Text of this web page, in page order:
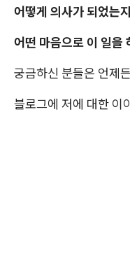
어떻게 의사가 되었는
어떤 마음으로 이 일을
궁금하신 분들은 언제
블로그에 저에 대한 이